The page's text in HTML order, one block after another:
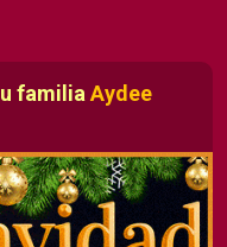
familia Aydee